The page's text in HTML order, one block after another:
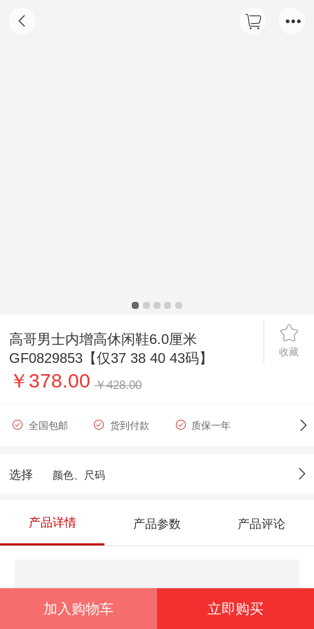
高哥男士内增高休闲鞋6.0厘米
GF0829853【仅37 38 40 43码】
收藏
￥378.00 ￥428.00
全国包邮 货到付款 质保一年
选择 颜色、尺码
产品详情 产品参数 产品评论
加入购物车 立即购买